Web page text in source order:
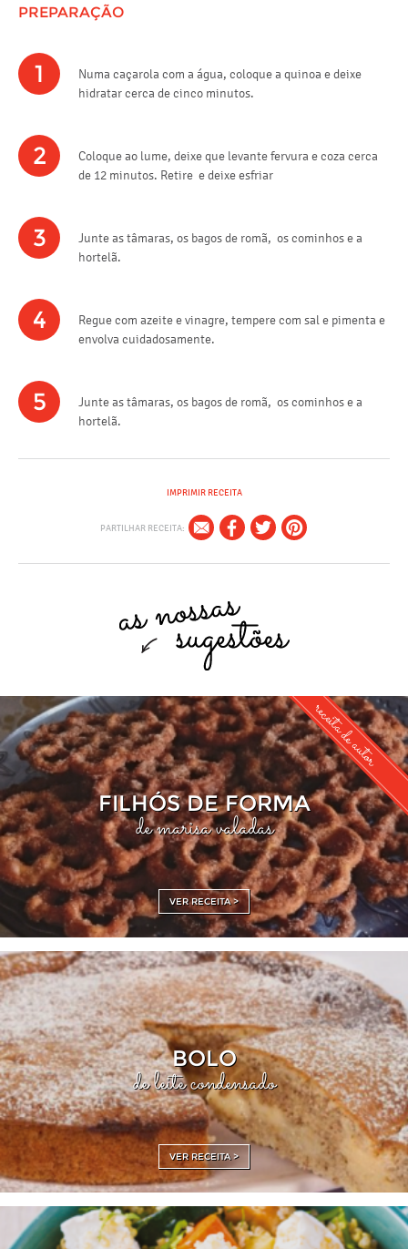
PREPARAÇÃO
1
Numa caçarola com a água, coloque a quinoa e deixe
hidratar cerca de cinco minutos.
2
Coloque ao lume, deixe que levante fervura e coza cerca
de 12 minutos. Retire e deixe esfriar
3
Junte as tâmaras, os bagos de romã, os cominhos e a
hortelã.
4
Regue com azeite e vinagre, tempere com sal e pimenta e
envolva cuidadosamente.
5
Junte as tâmaras, os bagos de romã, os cominhos e a
hortelã.
IMPRIMIR RECEITA
PARTILHAR RECEITA:
receita de autor
FILHÓS DE FORMA
de marisa valadas
VER RECEITA >
BOLO
de leite condensado
VER RECEITA >